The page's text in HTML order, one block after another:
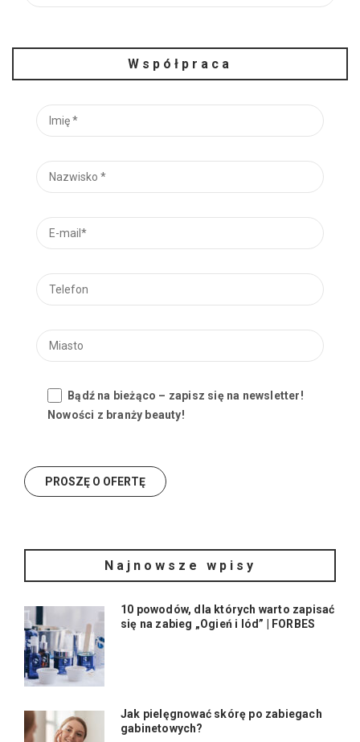
Współpraca
Bądź na bieżąco – zapisz się na newsletter!
Nowości z branży beauty!
Najnowsze wpisy
10 powodów, dla których warto zapisać
się na zabieg „Ogień i lód” | FORBES
Jak pielęgnować skórę po zabiegach
gabinetowych?